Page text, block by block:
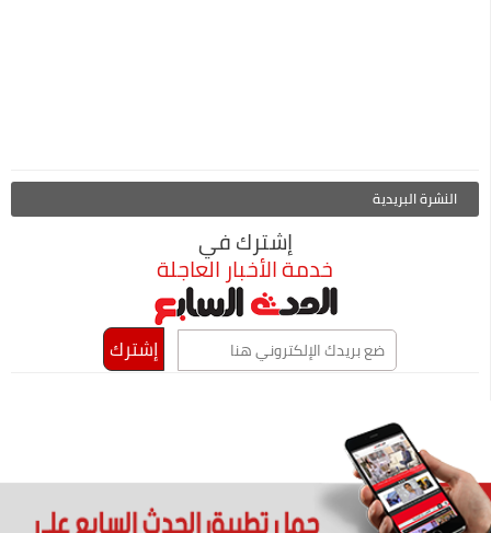
النشرة البريدية
إشترك في
خدمة الأخبار العاجلة